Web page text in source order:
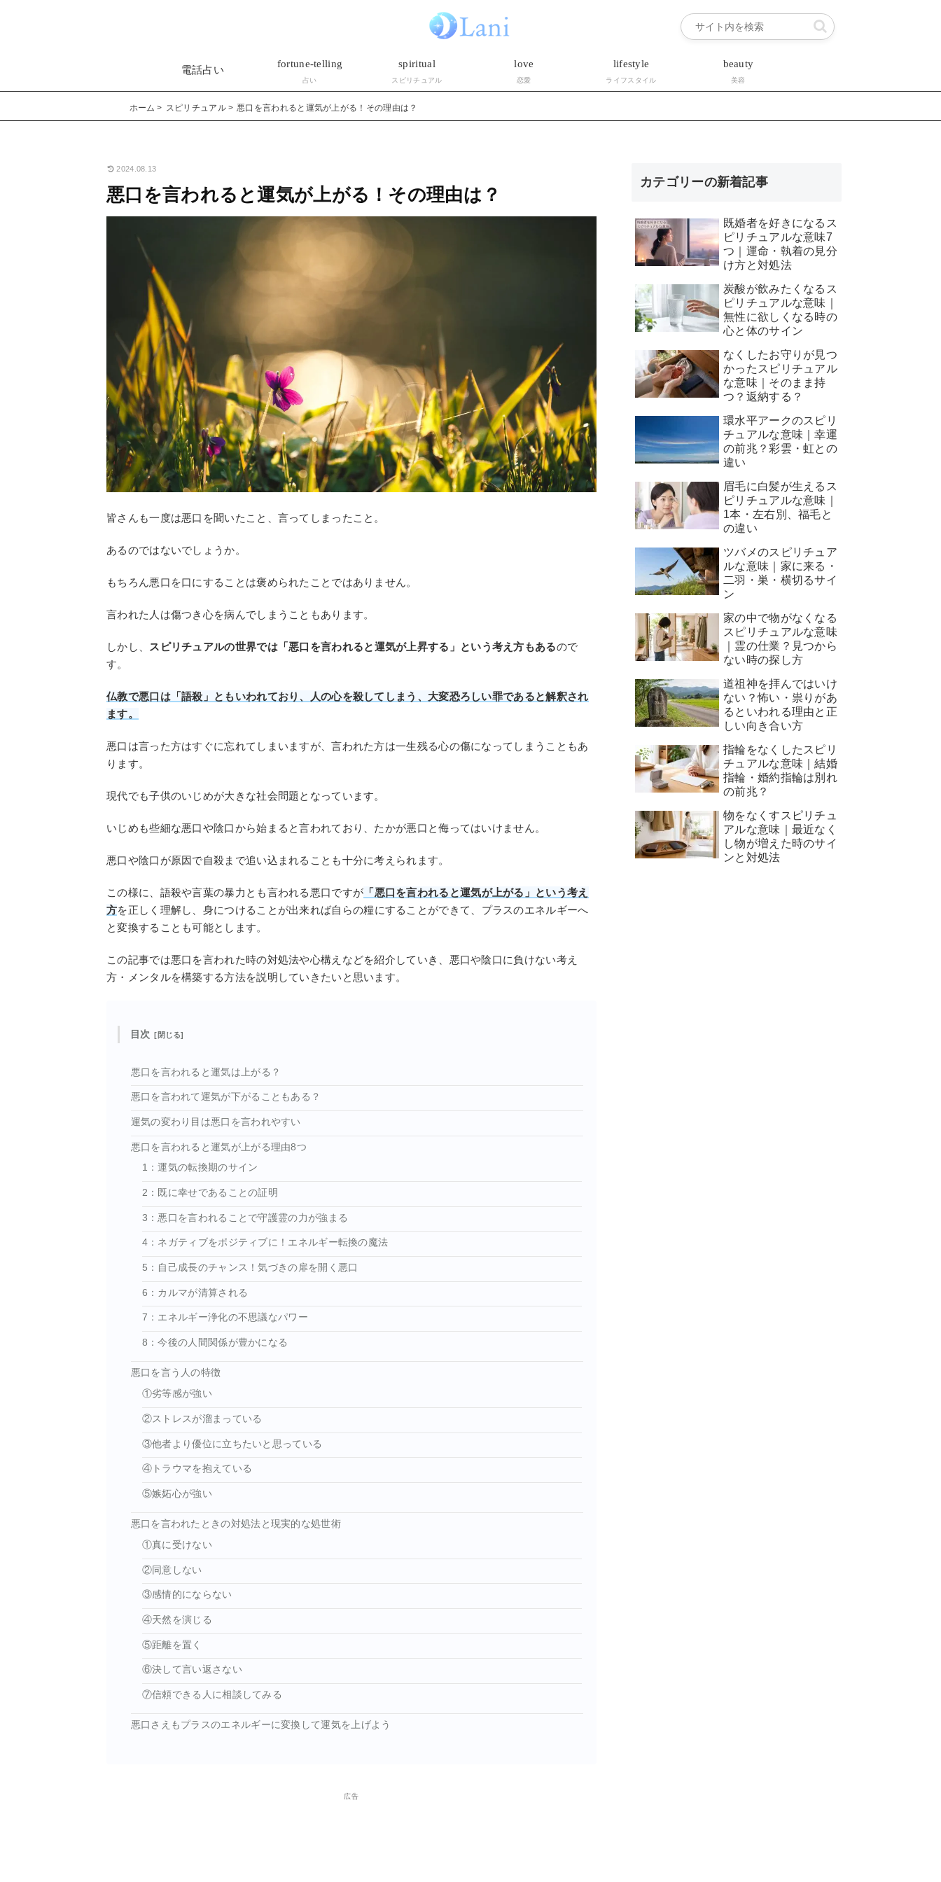
電話占い
fortune-telling
占い
spiritual
スピリチュアル
love
恋愛
lifestyle
ライフスタイル
beauty
美容
ホーム スピリチュアル 悪口を言われると運気が上がる！その理由は？
2024.08.13
悪口を言われると運気が上がる！その理由は？
皆さんも一度は悪口を聞いたこと、言ってしまったこと。
あるのではないでしょうか。
もちろん悪口を口にすることは褒められたことではありません。
言われた人は傷つき心を病んでしまうこともあります。
しかし、 スピリチュアルの世界では「悪口を言われると運気が上昇する」という考え方もあるので
す。
仏教で悪口は「語殺」ともいわれており、人の心を殺してしまう、大変恐ろしい罪であると解釈され
ます。
悪口は言った方はすぐに忘れてしまいますが、言われた方は一生残る心の傷になってしまうこともあ
ります。
現代でも子供のいじめが大きな社会問題となっています。
いじめも些細な悪口や陰口から始まると言われており、たかが悪口と侮ってはいけません。
悪口や陰口が原因で自殺まで追い込まれることも十分に考えられます。
この様に、語殺や言葉の暴力とも言われる悪口ですが 「悪口を言われると運気が上がる」という考え
方を正しく理解し、身につけることが出来れば自らの糧にすることができて、プラスのエネルギーへ
と変換することも可能とします。
この記事では悪口を言われた時の対処法や心構えなどを紹介していき、悪口や陰口に負けない考え
方・メンタルを構築する方法を説明していきたいと思います。
目次
悪口を言われると運気は上がる？
悪口を言われて運気が下がることもある？
運気の変わり目は悪口を言われやすい
悪口を言われると運気が上がる理由8つ
1：運気の転換期のサイン
2：既に幸せであることの証明
3：悪口を言われることで守護霊の力が強まる
4：ネガティブをポジティブに！エネルギー転換の魔法
5：自己成長のチャンス！気づきの扉を開く悪口
6：カルマが清算される
7：エネルギー浄化の不思議なパワー
8：今後の人間関係が豊かになる
悪口を言う人の特徴
①劣等感が強い
②ストレスが溜まっている
③他者より優位に立ちたいと思っている
④トラウマを抱えている
⑤嫉妬心が強い
悪口を言われたときの対処法と現実的な処世術
①真に受けない
②同意しない
③感情的にならない
④天然を演じる
⑤距離を置く
⑥決して言い返さない
⑦信頼できる人に相談してみる
悪口さえもプラスのエネルギーに変換して運気を上げよう
広告
カテゴリーの新着記事
既婚者を好きになるス
ピリチュアルな意味7
つ｜運命・執着の見分
け方と対処法
炭酸が飲みたくなるス
ピリチュアルな意味｜
無性に欲しくなる時の
心と体のサイン
なくしたお守りが見つ
かったスピリチュアル
な意味｜そのまま持
つ？返納する？
環水平アークのスピリ
チュアルな意味｜幸運
の前兆？彩雲・虹との
違い
眉毛に白髪が生えるス
ピリチュアルな意味｜
1本・左右別、福毛と
の違い
ツバメのスピリチュア
ルな意味｜家に来る・
二羽・巣・横切るサイ
ン
家の中で物がなくなる
スピリチュアルな意味
｜霊の仕業？見つから
ない時の探し方
道祖神を拝んではいけ
ない？怖い・祟りがあ
るといわれる理由と正
しい向き合い方
指輪をなくしたスピリ
チュアルな意味｜結婚
指輪・婚約指輪は別れ
の前兆？
物をなくすスピリチュ
アルな意味｜最近なく
し物が増えた時のサイ
ンと対処法